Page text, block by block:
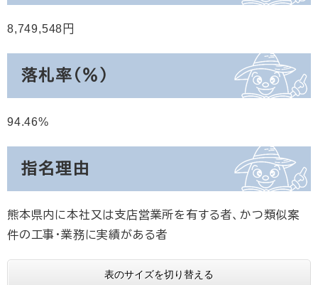
8,749,548
落札率（％）
94.46
指名理由
熊本県内に本社又は支店営業所を有する者、かつ類似案
件の工事・業務に実績がある者
表のサイズを切り替える